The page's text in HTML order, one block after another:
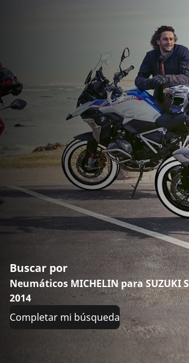
Buscar por
Neumáticos MICHELIN para SUZUKI
2014
Completar mi búsqueda